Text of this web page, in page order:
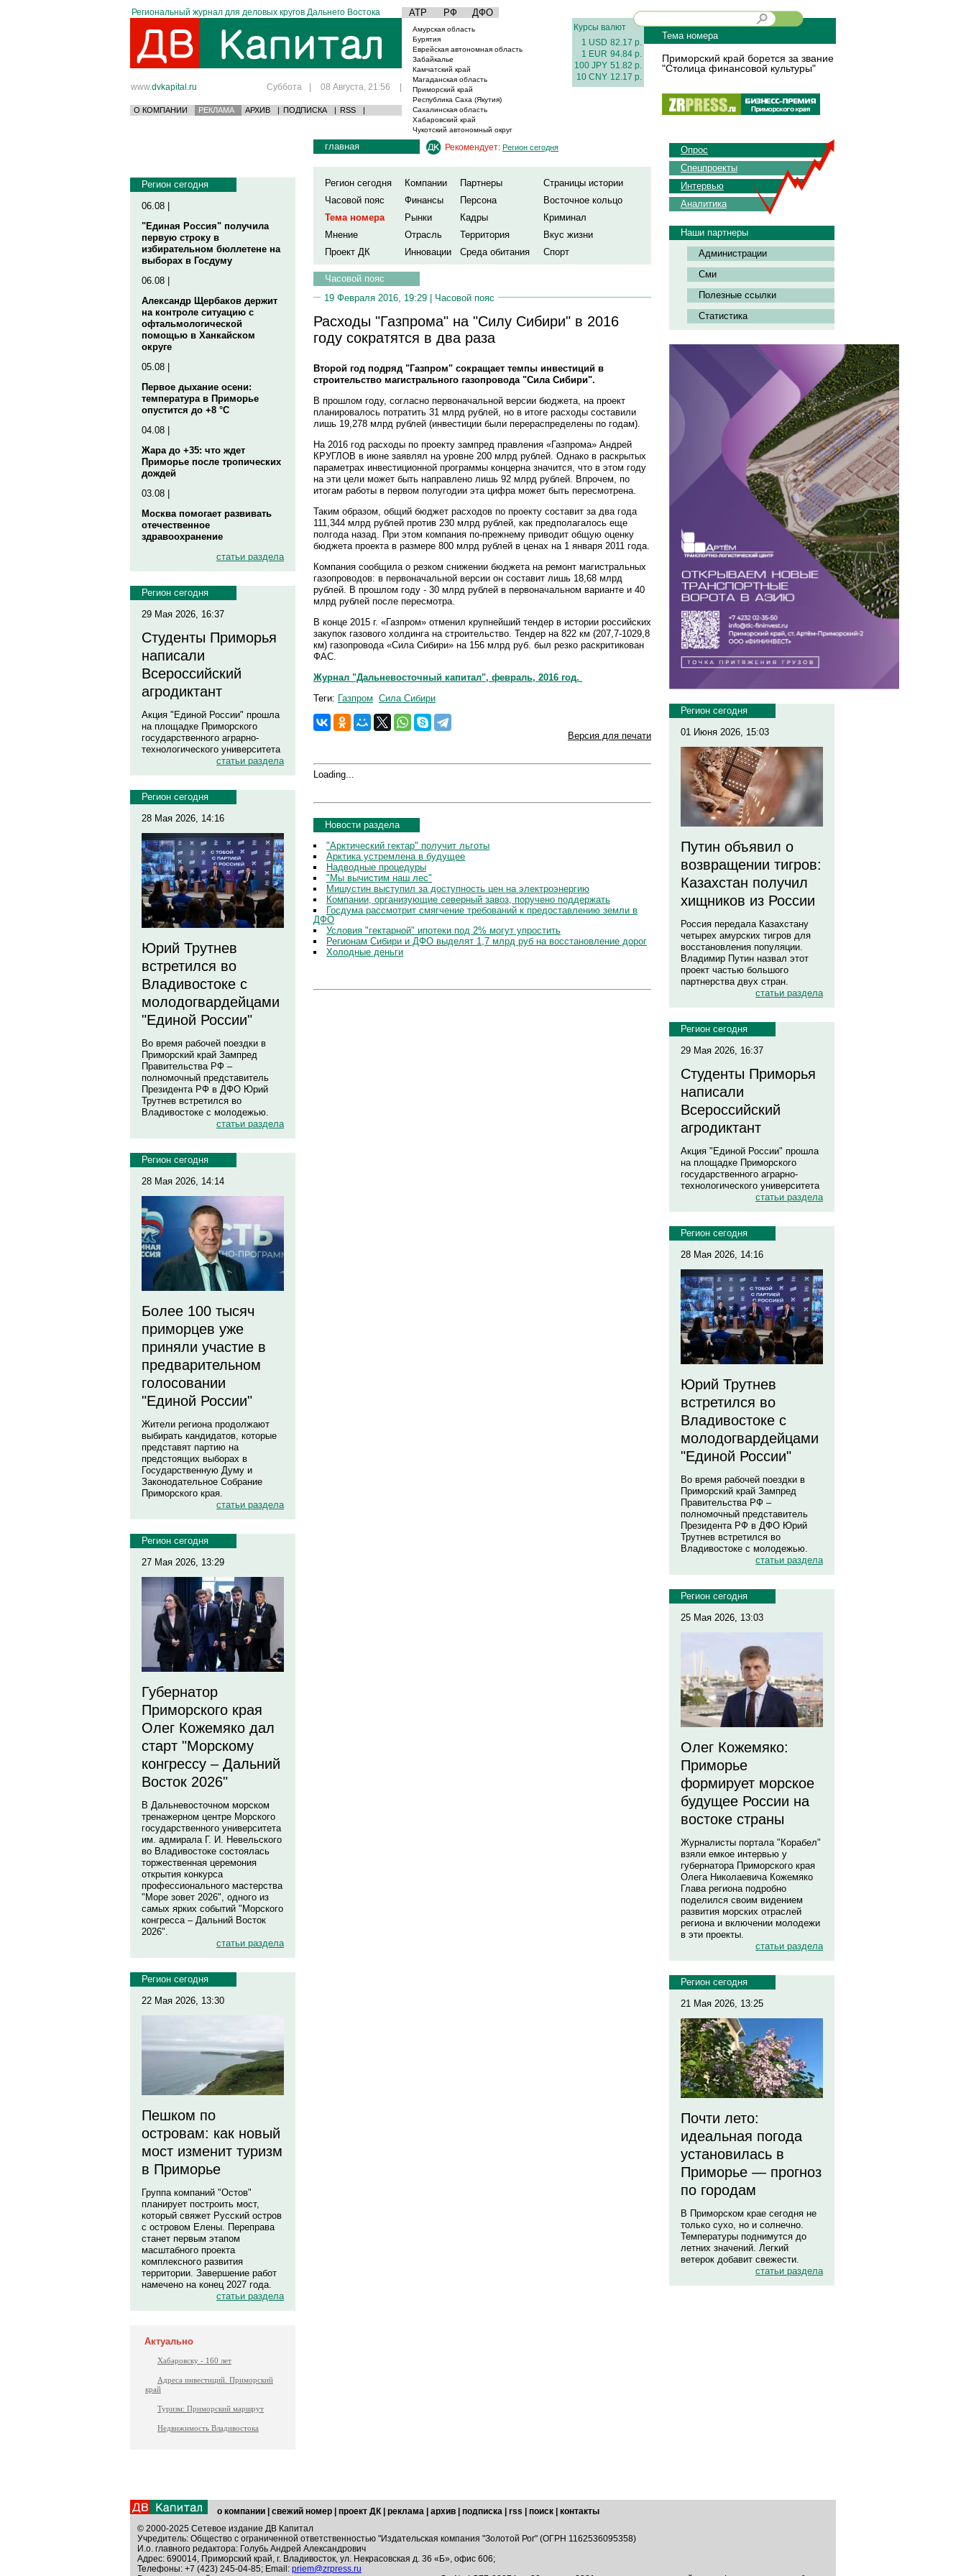
Региональный журнал для деловых кругов Дальнего Востока АТР РФ ДФО
www.dvkapital.ru Суббота | 08 Августа, 21:56 |
О КОМПАНИИ РЕКЛАМА АРХИВ | ПОДПИСКА | RSS |
Амурская область
Бурятия
Еврейская автономная область
Забайкалье
Камчатский край
Магаданская область
Приморский край
Республика Саха (Якутия)
Сахалинская область
Хабаровский край
Чукотский автономный округ
Курсы валют
1 USD 82.17 р.
1 EUR 94.84 р.
100 JPY 51.82 р.
10 CNY 12.17 р.
Тема номера
Приморский край борется за звание
"Столица финансовой культуры"
Регион сегодня
06.08 |
"Единая Россия" получила
первую строку в
избирательном бюллетене на
выборах в Госдуму
06.08 |
Александр Щербаков держит
на контроле ситуацию с
офтальмологической
помощью в Ханкайском
округе
05.08 |
Первое дыхание осени:
температура в Приморье
опустится до +8 °C
04.08 |
Жара до +35: что ждет
Приморье после тропических
дождей
03.08 |
Москва помогает развивать
отечественное
здравоохранение
статьи раздела
Регион сегодня
29 Мая 2026, 16:37
Студенты Приморья
написали
Всероссийский
агродиктант
Акция "Единой России" прошла
на площадке Приморского
государственного аграрно-
технологического университета
статьи раздела
Регион сегодня
28 Мая 2026, 14:16
Юрий Трутнев
встретился во
Владивостоке с
молодогвардейцами
"Единой России"
Во время рабочей поездки в
Приморский край Зампред
Правительства РФ –
полномочный представитель
Президента РФ в ДФО Юрий
Трутнев встретился во
Владивостоке с молодежью.
статьи раздела
Регион сегодня
28 Мая 2026, 14:14
Более 100 тысяч
приморцев уже
приняли участие в
предварительном
голосовании
"Единой России"
Жители региона продолжают
выбирать кандидатов, которые
представят партию на
предстоящих выборах в
Государственную Думу и
Законодательное Собрание
Приморского края.
статьи раздела
Регион сегодня
27 Мая 2026, 13:29
Губернатор
Приморского края
Олег Кожемяко дал
старт "Морскому
конгрессу – Дальний
Восток 2026"
В Дальневосточном морском
тренажерном центре Морского
государственного университета
им. адмирала Г. И. Невельского
во Владивостоке состоялась
торжественная церемония
открытия конкурса
профессионального мастерства
"Море зовет 2026", одного из
самых ярких событий "Морского
конгресса – Дальний Восток
2026".
статьи раздела
Регион сегодня
22 Мая 2026, 13:30
Пешком по
островам: как новый
мост изменит туризм
в Приморье
Группа компаний "Остов"
планирует построить мост,
который свяжет Русский остров
с островом Елены. Переправа
станет первым этапом
масштабного проекта
комплексного развития
территории. Завершение работ
намечено на конец 2027 года.
статьи раздела
Актуально
Хабаровску - 160 лет
Адреса инвестиций. Приморский
край
Туризм: Приморский маршрут
Недвижимость Владивостока
главная Рекомендует: Регион сегодня
Регион сегодня Компании Партнеры
Страницы истории
Часовой пояс
Финансы Персона
Восточное кольцо
Тема номера
Рынки Кадры
Криминал
Мнение
Отрасль Территория
Вкус жизни
Проект ДК
Инновации Среда обитания Спорт
Часовой пояс
19 Февраля 2016, 19:29 | Часовой пояс
Расходы "Газпрома" на "Силу Сибири" в 2016
году сократятся в два раза
Второй год подряд "Газпром" сокращает темпы инвестиций в
строительство магистрального газопровода "Сила Сибири".
В прошлом году, согласно первоначальной версии бюджета, на проект
планировалось потратить 31 млрд рублей, но в итоге расходы составили
лишь 19,278 млрд рублей (инвестиции были перераспределены по годам).
На 2016 год расходы по проекту зампред правления «Газпрома» Андрей
КРУГЛОВ в июне заявлял на уровне 200 млрд рублей. Однако в раскрытых
параметрах инвестиционной программы концерна значится, что в этом году
на эти цели может быть направлено лишь 92 млрд рублей. Впрочем, по
итогам работы в первом полугодии эта цифра может быть пересмотрена.
Таким образом, общий бюджет расходов по проекту составит за два года
111,344 млрд рублей против 230 млрд рублей, как предполагалось еще
полгода назад. При этом компания по-прежнему приводит общую оценку
бюджета проекта в размере 800 млрд рублей в ценах на 1 января 2011 года.
Компания сообщила о резком снижении бюджета на ремонт магистральных
газопроводов: в первоначальной версии он составит лишь 18,68 млрд
рублей. В прошлом году - 30 млрд рублей в первоначальном варианте и 40
млрд рублей после пересмотра.
В конце 2015 г. «Газпром» отменил крупнейший тендер в истории российских
закупок газового холдинга на строительство. Тендер на 822 км (207,7-1029,8
км) газопровода «Сила Сибири» на 156 млрд руб. был резко раскритикован
ФАС.
Журнал "Дальневосточный капитал", февраль, 2016 год.
Теги: Газпром Сила Сибири
Версия для печати
Loading...
Новости раздела
"Арктический гектар" получит льготы
Арктика устремлена в будущее
Надводные процедуры
"Мы вычистим наш лес"
Мишустин выступил за доступность цен на электроэнергию
Компании, организующие северный завоз, поручено поддержать
Госдума рассмотрит смягчение требований к предоставлению земли в
ДФО
Условия "гектарной" ипотеки под 2% могут упростить
Регионам Сибири и ДФО выделят 1,7 млрд руб на восстановление дорог
Холодные деньги
Опрос
Спецпроекты
Интервью
Аналитика
Наши партнеры
Администрации
Сми
Полезные ссылки
Статистика
Регион сегодня
01 Июня 2026, 15:03
Путин объявил о
возвращении тигров:
Казахстан получил
хищников из России
Россия передала Казахстану
четырех амурских тигров для
восстановления популяции.
Владимир Путин назвал этот
проект частью большого
партнерства двух стран.
статьи раздела
Регион сегодня
29 Мая 2026, 16:37
Студенты Приморья
написали
Всероссийский
агродиктант
Акция "Единой России" прошла
на площадке Приморского
государственного аграрно-
технологического университета
статьи раздела
Регион сегодня
28 Мая 2026, 14:16
Юрий Трутнев
встретился во
Владивостоке с
молодогвардейцами
"Единой России"
Во время рабочей поездки в
Приморский край Зампред
Правительства РФ –
полномочный представитель
Президента РФ в ДФО Юрий
Трутнев встретился во
Владивостоке с молодежью.
статьи раздела
Регион сегодня
25 Мая 2026, 13:03
Олег Кожемяко:
Приморье
формирует морское
будущее России на
востоке страны
Журналисты портала "Корабел"
взяли емкое интервью у
губернатора Приморского края
Олега Николаевича Кожемяко
Глава региона подробно
поделился своим видением
развития морских отраслей
региона и включении молодежи
в эти проекты.
статьи раздела
Регион сегодня
21 Мая 2026, 13:25
Почти лето:
идеальная погода
установилась в
Приморье — прогноз
по городам
В Приморском крае сегодня не
только сухо, но и солнечно.
Температуры поднимутся до
летних значений. Легкий
ветерок добавит свежести.
статьи раздела
о компании свежий номер проект ДК реклама архив подписка rss поиск
контакты
© 2000-2025 Сетевое издание ДВ Капитал
Учредитель: Общество с ограниченной ответственностью "Издательская компания "Золотой Рог" (ОГРН 1162536095358)
И.о. главного редактора: Голубь Андрей Александрович
Адрес: 690014, Приморский край, г. Владивосток, ул. Некрасовская д. 36 «Б», офис 606;
Телефоны: +7 (423) 245-04-85; Email: priem@zrpress.ru